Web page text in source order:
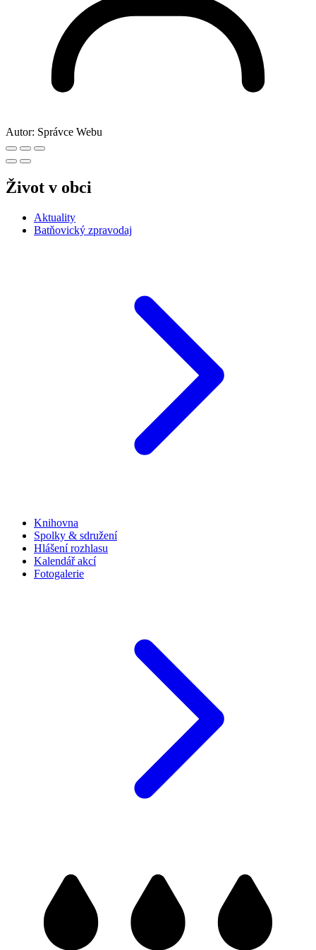
Autor: Správce Webu
Život v obci
Aktuality
Batňovický zpravodaj
Knihovna
Spolky & sdružení
Hlášení rozhlasu
Kalendář akcí
Fotogalerie